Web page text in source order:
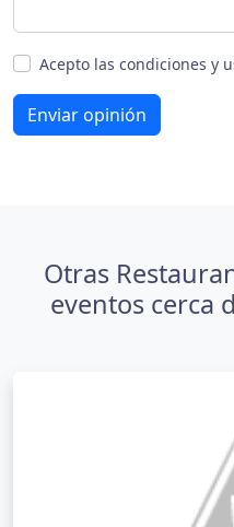
Acepto las condiciones y
Enviar opinión
Otras
eventos cerca